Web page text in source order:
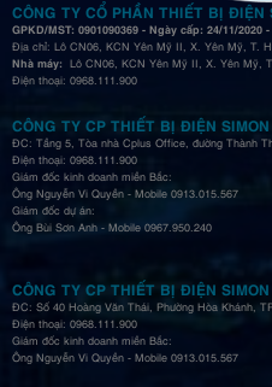
CÔNG TY CỔ PHẦN THIẾT BỊ ĐIỆN
GPKD/MST: 0901090369 - Ngày cấp: 24/11/
Địa chỉ: Lô CN06, KCN Yên Mỹ II, X. Yên Mỹ, T.
Nhà máy: Lô CN06, KCN Yên Mỹ II, X. Yên Mỹ,
Điện thoại: 0968.111.900
CÔNG TY CP THIẾT BỊ ĐIỆN
ĐC: Tầng 5, Tòa nhà Cplus Office, đường Thành
Điện thoại: 0968.111.900
Giám đốc kinh doanh miền Bắc:
Ông Nguyễn Vi Quyền - Mobile 0913.015.567
Giám đốc dự án:
Ông Bùi Sơn Anh - Mobile 0967.950.240
CÔNG TY CP THIẾT BỊ ĐIỆN
ĐC: Số 40 Hoàng Văn Thái, Phường Hòa Khánh,
Điện thoại: 0968.111.900
Giám đốc kinh doanh miền Bắc:
Ông Nguyễn Vi Quyền - Mobile 0913.015.567